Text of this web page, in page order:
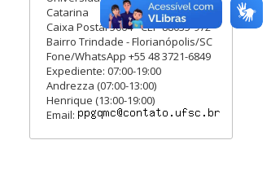
Catarina
Caixa Postal 5064 - CEP 88035-972
Bairro Trindade - Florianópolis/SC
Fone/WhatsApp +55 48 3721-6849
Expediente: 07:00-19:00
Andrezza (07:00-13:00)
Henrique (13:00-19:00)
Email: